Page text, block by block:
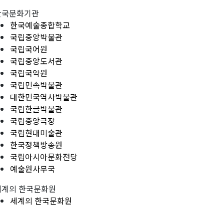
문화기관
한국예술종합학교
국립중앙박물관
국립국어원
국립중앙도서관
국립국악원
국립민속박물관
대한민국역사박물관
국립한글박물관
국립중앙극장
국립현대미술관
한국정책방송원
국립아시아문화전당
예술원사무국
의 한국문화원
세계의 한국문화원